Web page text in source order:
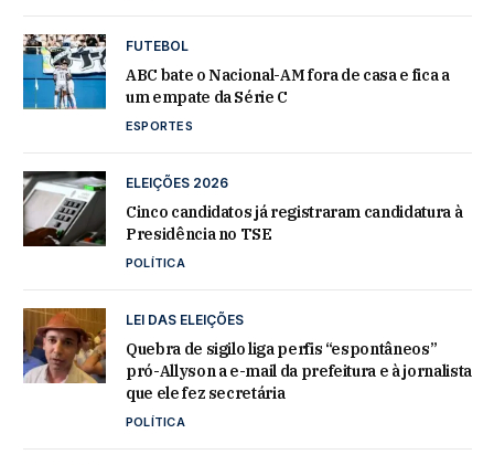
FUTEBOL
ABC bate o Nacional-AM fora de casa e fica a
um empate da Série C
ESPORTES
ELEIÇÕES 2026
Cinco candidatos já registraram candidatura à
Presidência no TSE
POLÍTICA
LEI DAS ELEIÇÕES
Quebra de sigilo liga perfis “espontâneos”
pró-Allyson a e-mail da prefeitura e à jornalista
que ele fez secretária
POLÍTICA